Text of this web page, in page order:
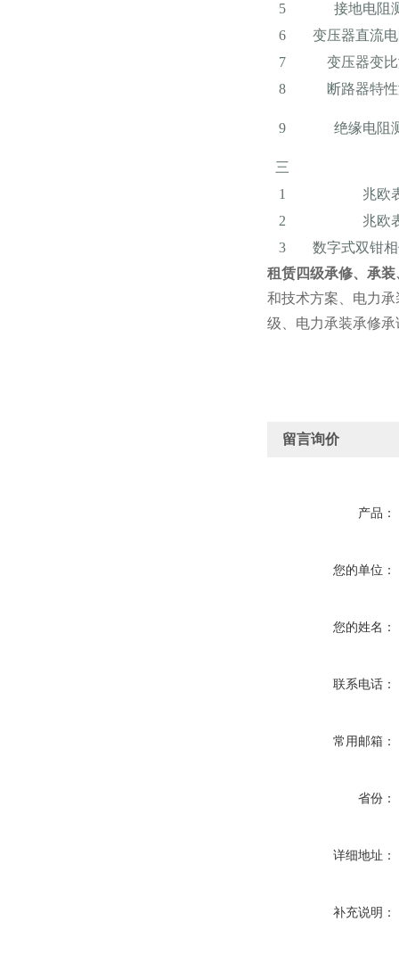
5
接地电阻
6
变压器直流
7
变压器变
8
断路器特
9 绝缘电阻
三
1
兆欧
2
兆欧
3
数字式双钳
租赁四级承修、承
和技术方案、电力
级、电力承装承修
留言询价
产品：
您的单位：
您的姓名：
联系电话：
常用邮箱：
省份：
详细地址：
补充说明：